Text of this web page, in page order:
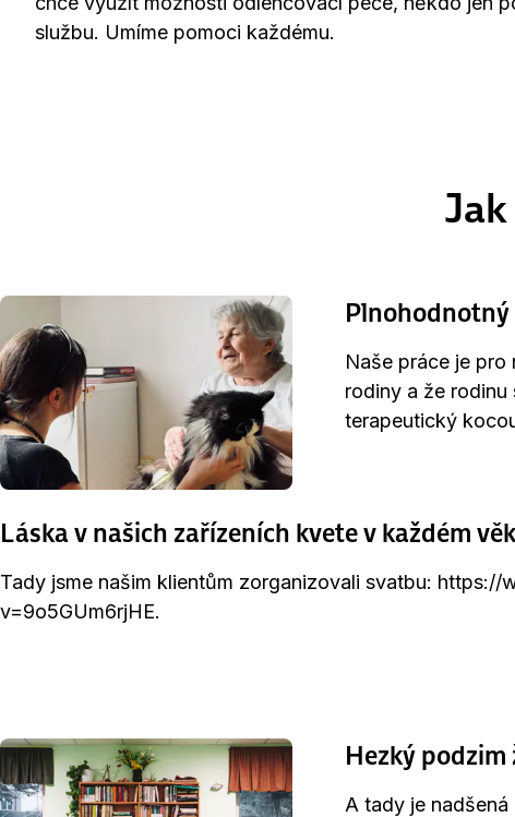
službu. Umíme pomoci každému.
Naše práce je pro
rodiny a že
terapeutický
Láska v našich zařízeních kvete v každém
Tady jsme našim klientům zorganizovali svatbu:
v=9o5GUm6rjHE.
Hezký podzim
A tady je